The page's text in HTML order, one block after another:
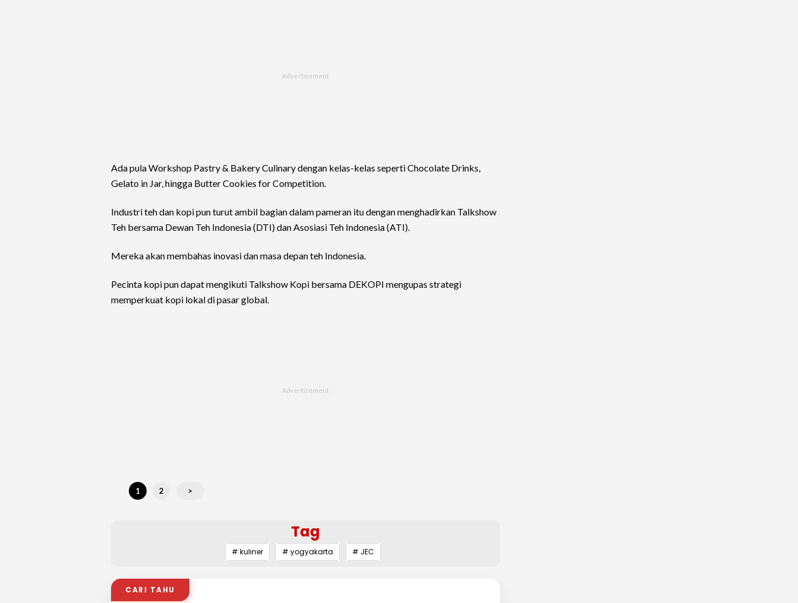
Ada pula Workshop Pastry & Bakery Culinary dengan kelas-kelas seperti Chocolate Drinks,
Gelato in Jar, hingga Butter Cookies for Competition.
Industri teh dan kopi pun turut ambil bagian dalam pameran itu dengan menghadirkan Talkshow
Teh bersama Dewan Teh Indonesia (DTI) dan Asosiasi Teh Indonesia (ATI).
Mereka akan membahas inovasi dan masa depan teh Indonesia.
Pecinta kopi pun dapat mengikuti Talkshow Kopi bersama DEKOPI mengupas strategi
memperkuat kopi lokal di pasar global.
1 2 >
Tag
# kuliner # yogyakarta # JEC
CARI TAHU